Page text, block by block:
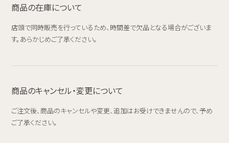
商品の在庫について
店頭で同時販売を行っているため、時間差で欠品となる場合がございま
す。あらかじめご了承ください。
商品のキャンセル・変更について
ご注文後、商品のキャンセルや変更、追加はお受けできませんので、予め
ご了承ください。